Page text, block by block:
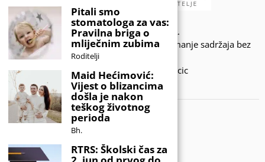
© 2020 - KIDSINFO.BA.
Sva prava zadržana. Zabranjeno preuzimanje sadržaja bez
dozvole izdavača.
Developed by Amar SIjercic
IZAŠAO JE NOVI MAGAZIN!
Pitali smo
stomatologa za vas:
Pravilna briga o
mliječnim zubima
Roditelji
Maid Hećimović:
Vijest o blizancima
došla je nakon
teškog životnog
perioda
Bh.
RTRS: Školski čas za